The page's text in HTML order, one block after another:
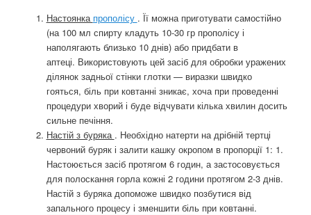
Настоянка прополісу . Її можна приготувати самостійно
(на 100 мл спирту кладуть 10-30 гр прополісу і
наполягають близько 10 днів) або придбати в
аптеці. Використовують цей засіб для обробки уражених
ділянок задньої стінки глотки — виразки швидко
гояться, біль при ковтанні зникає, хоча при проведенні
процедури хворий і буде відчувати кілька хвилин досить
сильне печіння.
Настій з буряка . Необхідно натерти на дрібній тертці
червоний буряк і залити кашку окропом в пропорції 1: 1.
Настоюється засіб протягом 6 годин, а застосовується
для полоскання горла кожні 2 години протягом 2-3 днів.
Настій з буряка допоможе швидко позбутися від
запального процесу і зменшити біль при ковтанні.